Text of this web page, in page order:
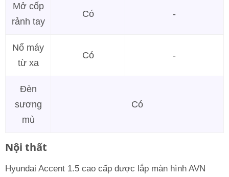
Mở cốp
rảnh tay
Có -
Nổ máy
từ xa
Có -
Đèn
sương
mù
Có
Nội thất
Hyundai Accent 1.5 cao cấp được lắp màn hình AVN